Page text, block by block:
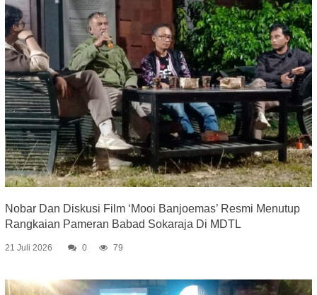
Nobar Dan Diskusi Film ‘Mooi Banjoemas’ Resmi Menutup
Rangkaian Pameran Babad Sokaraja Di MDTL
21 Juli 2026 0 79